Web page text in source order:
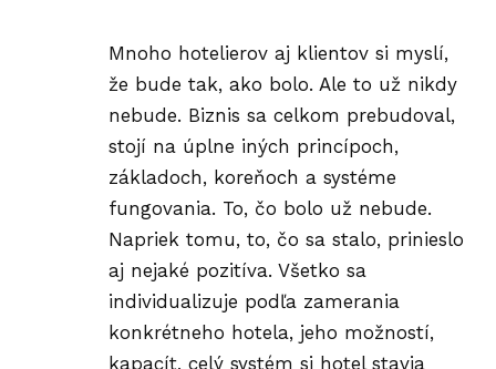
Mnoho hotelierov aj klientov si myslí,
že bude tak, ako bolo. Ale to už nikdy
nebude. Biznis sa celkom prebudoval,
stojí na úplne iných princípoch,
základoch, koreňoch a systéme
fungovania. To, čo bolo už nebude.
Napriek tomu, to, čo sa stalo, prinieslo
aj nejaké pozitíva. Všetko sa
individualizuje podľa zamerania
konkrétneho hotela, jeho možností,
kapacít, celý systém si hotel stavia